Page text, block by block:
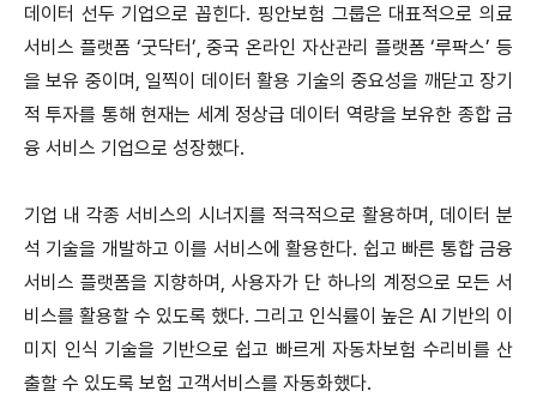
데이터 선두 기업으로 꼽힌다. 핑안보험 그룹은 대표적으로 의료
서비스 플랫폼 ‘굿닥터’, 중국 온라인 자산관리 플랫폼 ‘루팍스’ 등
을 보유 중이며, 일찍이 데이터 활용 기술의 중요성을 깨닫고 장기
적 투자를 통해 현재는 세계 정상급 데이터 역량을 보유한 종합 금
융 서비스 기업으로 성장했다.
기업 내 각종 서비스의 시너지를 적극적으로 활용하며, 데이터 분
석 기술을 개발하고 이를 서비스에 활용한다. 쉽고 빠른 통합 금융
서비스 플랫폼을 지향하며, 사용자가 단 하나의 계정으로 모든 서
비스를 활용할 수 있도록 했다. 그리고 인식률이 높은 AI 기반의 이
미지 인식 기술을 기반으로 쉽고 빠르게 자동차보험 수리비를 산
출할 수 있도록 보험 고객서비스를 자동화했다.